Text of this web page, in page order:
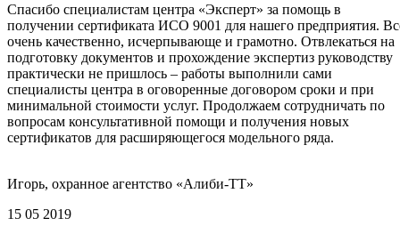
Спасибо специалистам центра «Эксперт» за помощь в
получении сертификата ИСО 9001 для нашего предприятия.
очень качественно, исчерпывающе и грамотно. Отвлекаться на
подготовку документов и прохождение экспертиз руководству
практически не пришлось – работы выполнили сами
специалисты центра в оговоренные договором сроки и при
минимальной стоимости услуг. Продолжаем сотрудничать по
вопросам консультативной помощи и получения новых
сертификатов для расширяющегося модельного ряда.
Игорь, охранное агентство «Алиби-ТТ»
15 05 2019